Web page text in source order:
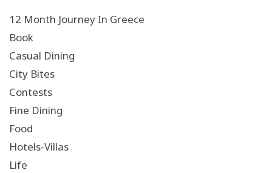
12 Month Journey In Greece
Book
Casual Dining
City Bites
Contests
Fine Dining
Food
Hotels-Villas
Life